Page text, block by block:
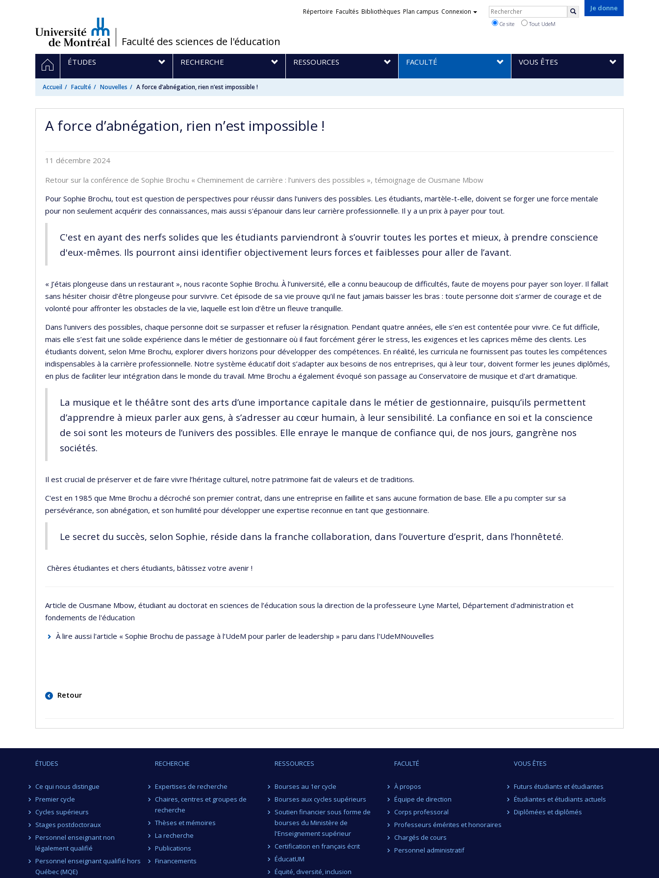
/Faculté des sciences de l'éducation
Je donne
Liens
Répertoire Facultés Bibliothèques Plan campus Connexion Rechercher
Ce site Tout UdeM
Navigation
principale
ACCUEIL
ÉTUDES RECHERCHE RESSOURCES FACULTÉ VOUS ÊTES
Accueil Faculté Nouvelles A force d’abnégation, rien n’est impossible !
A force d’abnégation, rien n’est impossible !
11 décembre 2024
Retour sur la conférence de Sophie Brochu « Cheminement de carrière : l’univers des possibles », témoignage de Ousmane Mbow
Pour Sophie Brochu, tout est question de perspectives pour réussir dans l’univers des possibles. Les étudiants, martèle-t-elle, doivent se forger une force mentale
pour non seulement acquérir des connaissances, mais aussi s'épanouir dans leur carrière professionnelle. Il y a un prix à payer pour tout.
C'est en ayant des nerfs solides que les étudiants parviendront à s’ouvrir toutes les portes et mieux, à prendre conscience
d'eux-mêmes. Ils pourront ainsi identifier objectivement leurs forces et faiblesses pour aller de l’avant.
« J’étais plongeuse dans un restaurant », nous raconte Sophie Brochu. À l’université, elle a connu beaucoup de difficultés, faute de moyens pour payer son loyer. Il fallait
sans hésiter choisir d’être plongeuse pour survivre. Cet épisode de sa vie prouve qu’il ne faut jamais baisser les bras : toute personne doit s’armer de courage et de
volonté pour affronter les obstacles de la vie, laquelle est loin d’être un fleuve tranquille.
Dans l’univers des possibles, chaque personne doit se surpasser et refuser la résignation. Pendant quatre années, elle s’en est contentée pour vivre. Ce fut difficile,
mais elle s’est fait une solide expérience dans le métier de gestionnaire où il faut forcément gérer le stress, les exigences et les caprices même des clients. Les
étudiants doivent, selon Mme Brochu, explorer divers horizons pour développer des compétences. En réalité, les curricula ne fournissent pas toutes les compétences
indispensables à la carrière professionnelle. Notre système éducatif doit s’adapter aux besoins de nos entreprises, qui à leur tour, doivent former les jeunes diplômés,
en plus de faciliter leur intégration dans le monde du travail. Mme Brochu a également évoqué son passage au Conservatoire de musique et d'art dramatique.
La musique et le théâtre sont des arts d’une importance capitale dans le métier de gestionnaire, puisqu’ils permettent
d’apprendre à mieux parler aux gens, à s’adresser au cœur humain, à leur sensibilité. La confiance en soi et la conscience
de soi sont les moteurs de l’univers des possibles. Elle enraye le manque de confiance qui, de nos jours, gangrène nos
sociétés.
Il est crucial de préserver et de faire vivre l’héritage culturel, notre patrimoine fait de valeurs et de traditions.
C'est en 1985 que Mme Brochu a décroché son premier contrat, dans une entreprise en faillite et sans aucune formation de base. Elle a pu compter sur sa
persévérance, son abnégation, et son humilité pour développer une expertise reconnue en tant que gestionnaire.
Le secret du succès, selon Sophie, réside dans la franche collaboration, dans l’ouverture d’esprit, dans l’honnêteté.
Chères étudiantes et chers étudiants, bâtissez votre avenir !
Article de Ousmane Mbow, étudiant au doctorat en sciences de l’éducation sous la direction de la professeure Lyne Martel, Département d'administration et
fondements de l'éducation
À lire aussi l'article « Sophie Brochu de passage à l’UdeM pour parler de leadership » paru dans l'UdeMNouvelles
Retour
ÉTUDES
Ce qui nous distingue
Premier cycle
Cycles supérieurs
Stages postdoctoraux
Personnel enseignant non
légalement qualifié
Personnel enseignant qualifié hors
Québec (MQE)
RECHERCHE
Expertises de recherche
Chaires, centres et groupes de
recherche
Thèses et mémoires
La recherche
Publications
Financements
RESSOURCES
Bourses au 1er cycle
Bourses aux cycles supérieurs
Soutien financier sous forme de
bourses du Ministère de
l'Enseignement supérieur
Certification en français écrit
ÉducatUM
Équité, diversité, inclusion
FACULTÉ
À propos
Équipe de direction
Corps professoral
Professeurs émérites et honoraires
Chargés de cours
Personnel administratif
VOUS ÊTES
Futurs étudiants et étudiantes
Étudiantes et étudiants actuels
Diplômées et diplômés